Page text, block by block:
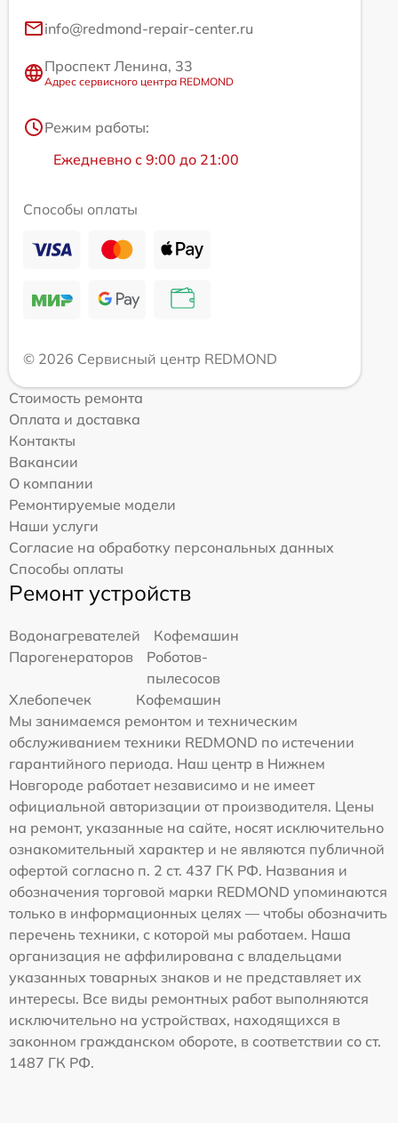
info@redmond-repair-center.ru
Проспект Ленина, 33
Адрес сервисного центра REDMOND
Режим работы:
Ежедневно с 9:00 до 21:00
Способы оплаты
© 2026 Сервисный центр REDMOND
Стоимость ремонта
Оплата и доставка
Контакты
Вакансии
О компании
Ремонтируемые модели
Наши услуги
Согласие на обработку персональных данных
Способы оплаты
Ремонт устройств
Водонагревателей
Кофемашин
Парогенераторов
Роботов-
пылесосов
Хлебопечек
Кофемашин
Мы занимаемся ремонтом и техническим
обслуживанием техники REDMOND по истечении
гарантийного периода. Наш центр в Нижнем
Новгороде работает независимо и не имеет
официальной авторизации от производителя. Цены
на ремонт, указанные на сайте, носят исключительно
ознакомительный характер и не являются публичной
офертой согласно п. 2 ст. 437 ГК РФ. Названия и
обозначения торговой марки REDMOND упоминаются
только в информационных целях — чтобы обозначить
перечень техники, с которой мы работаем. Наша
организация не аффилирована с владельцами
указанных товарных знаков и не представляет их
интересы. Все виды ремонтных работ выполняются
исключительно на устройствах, находящихся в
законном гражданском обороте, в соответствии со ст.
1487 ГК РФ.